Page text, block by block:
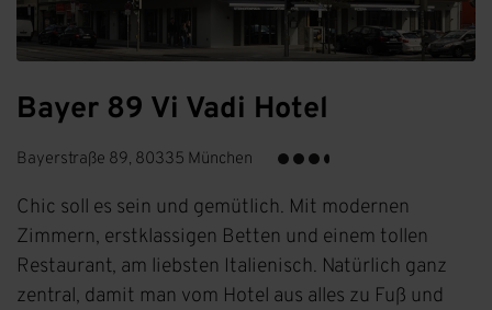
Bayer 89 Vi Vadi Hotel
Bayerstraße 89, 80335 München
Chic soll es sein und gemütlich. Mit modernen
Zimmern, erstklassigen Betten und einem tollen
Restaurant, am liebsten Italienisch. Natürlich ganz
zentral, damit man vom Hotel aus alles zu Fuß und